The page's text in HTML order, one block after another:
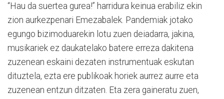
“Hau da suertea gurea!” harridura keinua erabiliz ekin
zion aurkezpenari Emezabalek. Pandemiak jotako
egungo bizimoduarekin lotu zuen deiadarra, jakina,
musikariek ez daukatelako batere erreza dakitena
zuzenean eskaini dezaten instrumentuak eskutan
dituztela, ezta ere publikoak horiek aurrez aurre eta
zuzenean entzun ditzaten. Eta zera gaineratu zuen,